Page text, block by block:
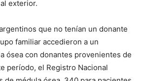
exterior.
que no tenían un donante
familiar accedieron a un
ósea con donantes provenientes de
período, el Registro Nacional